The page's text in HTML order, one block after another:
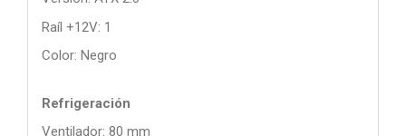
Raíl +12V: 1
Color: Negro
Refrigeración
Ventilador: 80 mm